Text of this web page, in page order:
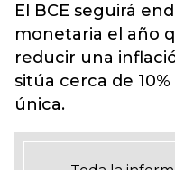
El BCE seguirá
monetaria el año
reducir una
sitúa cerca de
única.